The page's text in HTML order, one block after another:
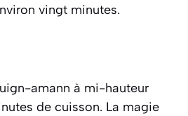
vingt minutes.
amann à mi-hauteur
de cuisson. La magie